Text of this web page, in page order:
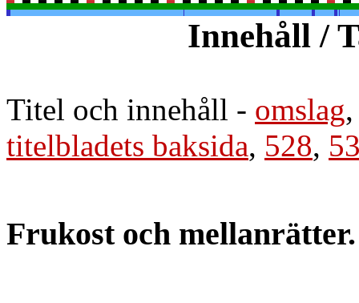
Innehåll /
Titel och innehåll - omslag
titelbladets baksida, 528,
Frukost och mellanrätter.